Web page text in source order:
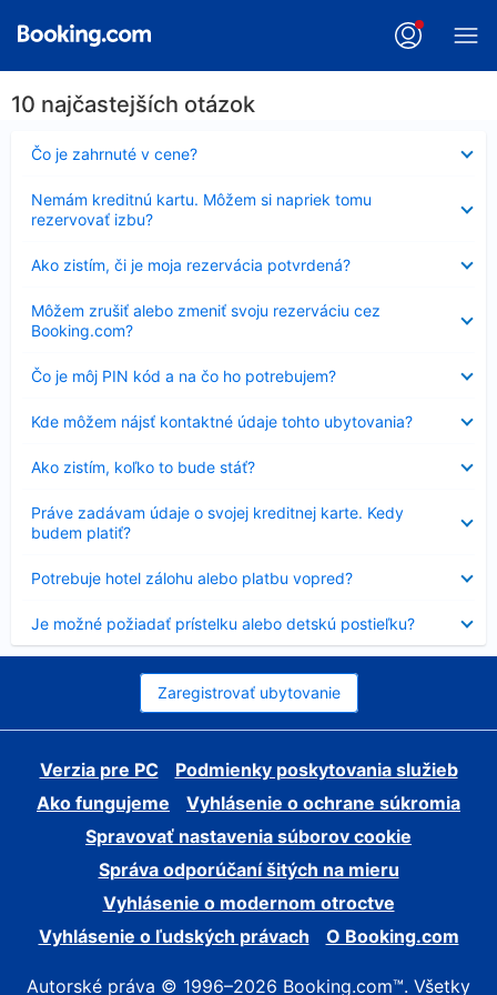
10 najčastejších otázok
Čo je zahrnuté v cene?
Nezobrazuje
sa
Nemám kreditnú kartu. Môžem si napriek tomu
rezervovať izbu?
sa
Ako zistím, či je moja rezervácia potvrdená?
sa
Môžem zrušiť alebo zmeniť svoju rezerváciu cez
Booking.com?
sa
Čo je môj PIN kód a na čo ho potrebujem?
Nezobrazuje
sa
Kde môžem nájsť kontaktné údaje tohto ubytovania?
sa
Ako zistím, koľko to bude stáť?
sa
Práve zadávam údaje o svojej kreditnej karte. Kedy
budem platiť?
sa
Potrebuje hotel zálohu alebo platbu vopred?
sa
Je možné požiadať prístelku alebo detskú postieľku?
sa
Zaregistrovať ubytovanie
Verzia pre PC
Podmienky poskytovania služieb
Ako fungujeme
Vyhlásenie o ochrane súkromia
Spravovať nastavenia súborov cookie
Správa odporúčaní šitých na mieru
Vyhlásenie o modernom otroctve
Vyhlásenie o ľudských právach
O Booking.com
Autorské práva © 1996–2026 Booking.com™. Všetky